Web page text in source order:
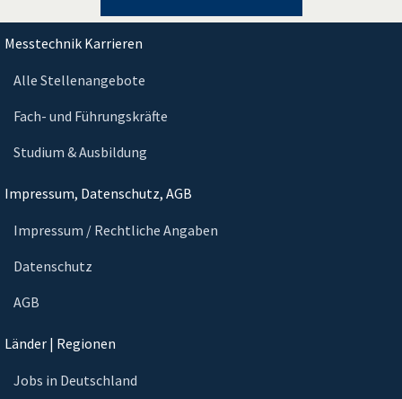
Messtechnik Karrieren
Alle Stellenangebote
Fach- und Führungskräfte
Studium & Ausbildung
Impressum, Datenschutz, AGB
Impressum / Rechtliche Angaben
Datenschutz
AGB
Länder | Regionen
Jobs in Deutschland